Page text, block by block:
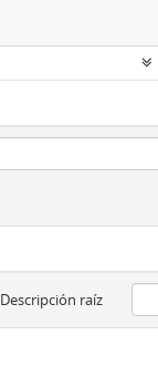
Descripción raíz